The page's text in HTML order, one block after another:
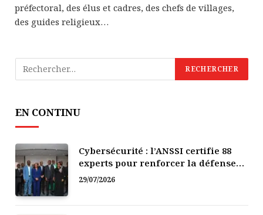
préfectoral, des élus et cadres, des chefs de villages,
des guides religieux…
EN CONTINU
Cybersécurité : l’ANSSI certifie 88
experts pour renforcer la défense
numérique de la Côte d’Ivoire
29/07/2026